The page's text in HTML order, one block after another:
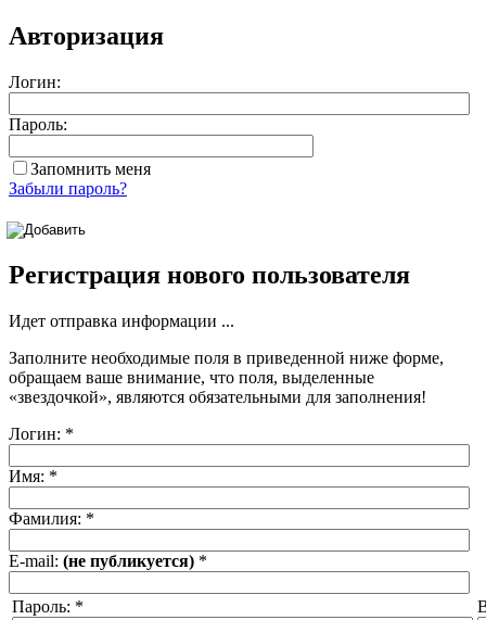
Авторизация
Логин:
Пароль:
Запомнить меня
Забыли пароль?
Регистрация нового пользователя
Идет отправка информации ...
Заполните необходимые поля в приведенной ниже форме,
обращаем ваше внимание, что поля, выделенные
«звездочкой», являются обязательными для заполнения!
Логин: *
Имя: *
Фамилия: *
E-mail: (не публикуется) *
Пароль: *